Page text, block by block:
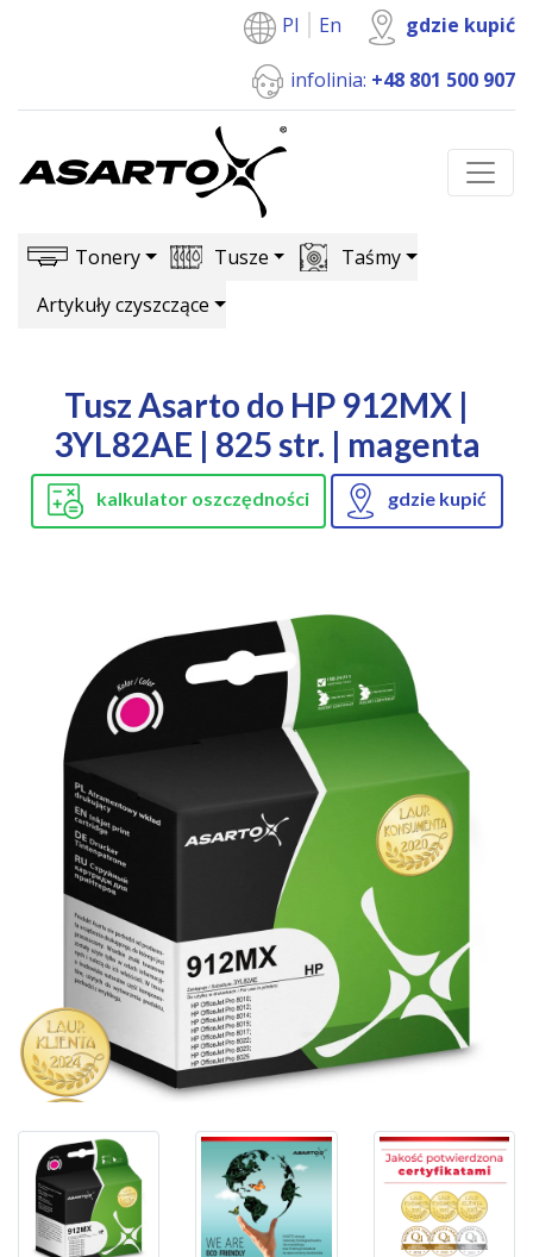
Pl En gdzie kupić
infolinia: +48 801 500 907
Tonery Tusze
Taśmy
Artykuły czyszczące
Tusz Asarto do HP 912MX |
3YL82AE | 825 str. | magenta
kalkulator oszczędności gdzie kupić